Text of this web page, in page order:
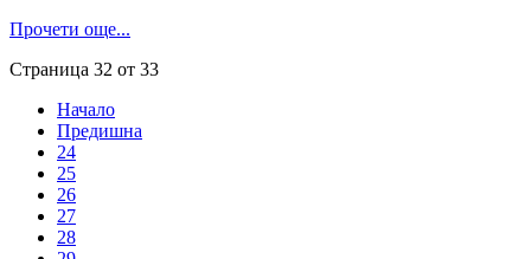
Прочети още...
Страница 32 от 33
Начало
Предишна
24
25
26
27
28